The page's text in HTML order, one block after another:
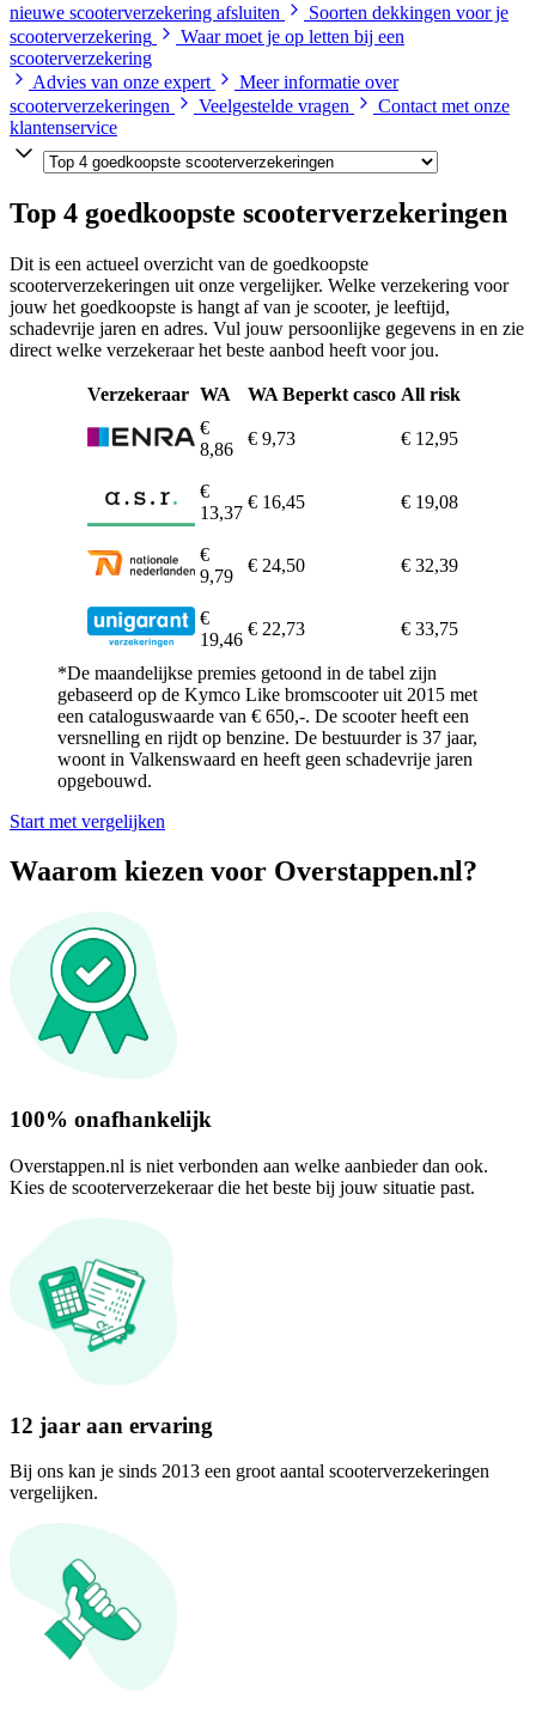
nieuwe scooterverzekering afsluiten
Soorten dekkingen voor je
scooterverzekering
Waar moet je op letten bij een
scooterverzekering
Advies van onze expert
Meer informatie over
scooterverzekeringen
Veelgestelde vragen
Contact met onze
klantenservice
Top 4 goedkoopste scooterverzekeringen
Dit is een actueel overzicht van de goedkoopste
scooterverzekeringen uit onze vergelijker. Welke verzekering voor
jouw het goedkoopste is hangt af van je scooter, je leeftijd,
schadevrije jaren en adres. Vul jouw persoonlijke gegevens in en zie
direct welke verzekeraar het beste aanbod heeft voor jou.
Verzekeraar WA WA Beperkt casco All risk
€
8,86
€ 9,73 € 12,95
€
13,37
€ 16,45 € 19,08
€
9,79
€ 24,50 € 32,39
€
19,46
€ 22,73 € 33,75
*De maandelijkse premies getoond in de tabel zijn
gebaseerd op de Kymco Like bromscooter uit 2015 met
een cataloguswaarde van € 650,-. De scooter heeft een
versnelling en rijdt op benzine. De bestuurder is 37 jaar,
woont in Valkenswaard en heeft geen schadevrije jaren
opgebouwd.
Start met vergelijken
Waarom kiezen voor Overstappen.nl?
100% onafhankelijk
Overstappen.nl is niet verbonden aan welke aanbieder dan ook.
Kies de scooterverzekeraar die het beste bij jouw situatie past.
12 jaar aan ervaring
Bij ons kan je sinds 2013 een groot aantal scooterverzekeringen
vergelijken.